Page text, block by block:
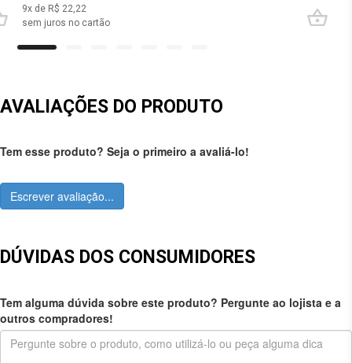
9x de R$ 22,22
sem juros no cartão
AVALIAÇÕES DO PRODUTO
Tem esse produto? Seja o primeiro a avaliá-lo!
Escrever avaliação...
DÚVIDAS DOS CONSUMIDORES
Tem alguma dúvida sobre este produto? Pergunte ao lojista e a
outros compradores!